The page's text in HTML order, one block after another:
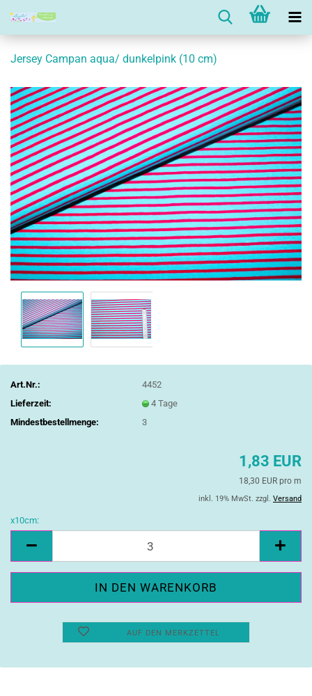
Jersey Campan aqua/ dunkelpink (10 cm)
Art.Nr.:
4452
Lieferzeit:
4 Tage
Mindestbestellmenge:
3
1,83 EUR
18,30 EUR pro m
inkl. 19% MwSt. zzgl. Versand
x10cm:
AUF DEN MERKZETTEL